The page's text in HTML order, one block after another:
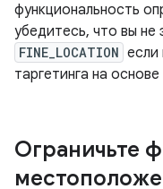
функциональность
убедитесь, что вы не
FINE_LOCATION если
таргетинга на
Ограничьте